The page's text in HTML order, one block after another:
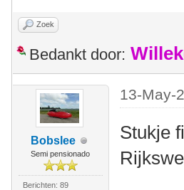
Zoek
Bedankt door:
Bobslee
Semi pensionado
Berichten: 89
13-May-
Stukje